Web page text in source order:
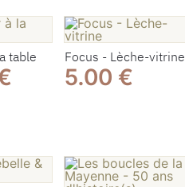
table Focus - Lèche-vitrine
5.00 €